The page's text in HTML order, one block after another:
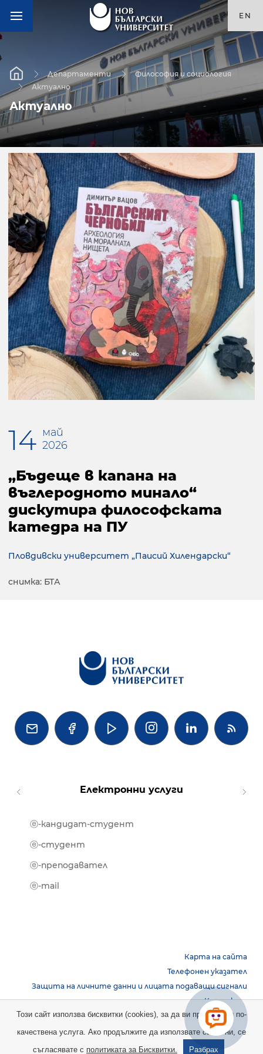
EN
Департаменти
Философия и социология
Актуално
Актуално
14 май
2026
„Бъдеще в капана на
въглеродното минало“
дискутира философската
катедра на ПУ
Пловдивски университет „Паисий Хилендарски“
снимка: БТА
   
Електронни услуги
ⓔ-кандидат-студент
ⓔ-студент
ⓔ-преподавател
ⓔ-mail
Карта на сайта
Телефонен указател
Защита на личните данни и лицата подаващи сигнали
Контакти
Copyright © 2026 НБУ. Всички права запазени.
Този сайт използва бисквитки (cookies), за да ви предостави по-
качествена услуга. Ако продължите да използвате сайта ни, се
съгласявате с политиката за Бисквитки. Разбрах